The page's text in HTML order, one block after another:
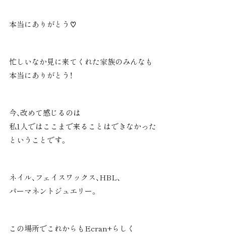
本当にありがとう♡
忙しいなか見に来てくれた家族のみんなも
本当にありがとう！
今、改めて感じるのは
私1人ではここまで来ることはできなかった
ということです。
ネイル、フェイスワックス、HBL、
パーマネントジュエリー。
この場所でこれからもEcran+らしく